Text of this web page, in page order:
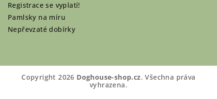
Registrace se vyplatí!
Pamlsky na míru
Nepřevzaté dobírky
Copyright 2026 Doghouse-shop.cz. Všechna práva
vyhrazena.